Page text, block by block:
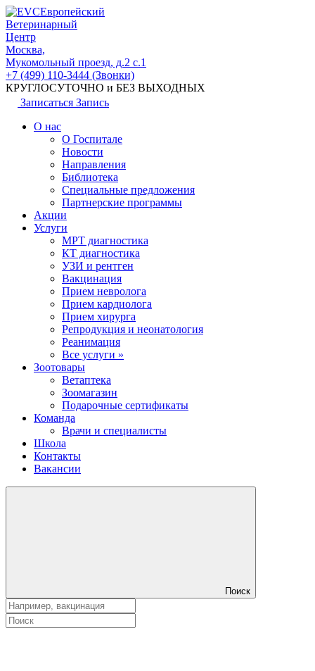
Европейский
Ветеринарный
Центр
Москва,
Мукомольный проезд, д.2 с.1
+7 (499) 110-3444 (Звонки)
КРУГЛОСУТОЧНО и БЕЗ ВЫХОДНЫХ
Записаться Запись
О нас
О Госпитале
Новости
Направления
Библиотека
Специальные предложения
Партнерские программы
Акции
Услуги
МРТ диагностика
КТ диагностика
УЗИ и рентген
Вакцинация
Прием невролога
Прием кардиолога
Прием хирурга
Репродукция и неонатология
Реанимация
Все услуги »
Зоотовары
Ветаптека
Зоомагазин
Подарочные сертификаты
Команда
Врачи и специалисты
Школа
Контакты
Вакансии
Поиск